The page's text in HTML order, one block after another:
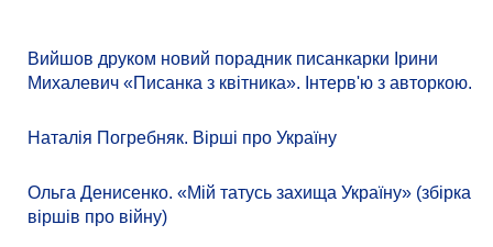
Вийшов друком новий порадник писанкарки Ірини
Михалевич «Писанка з квітника». Інтерв'ю з авторкою.
Наталія Погребняк. Вірші про Україну
Ольга Денисенко. «Мій татусь захища Україну» (збірка
віршів про війну)